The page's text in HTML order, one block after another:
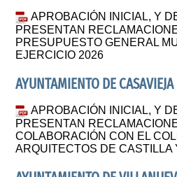
APROBACIÓN INICIAL, Y
PRESENTAN
PRESUPUESTO GENERAL
EJERCICIO 2026
AYUNTAMIENTO DE CASAVIEJA
APROBACIÓN INICIAL, Y
PRESENTAN
COLABORACIÓN CON EL
ARQUITECTOS DE CASTILLA